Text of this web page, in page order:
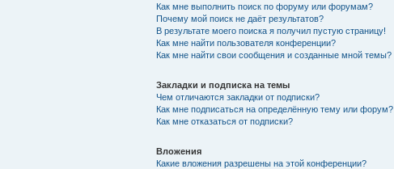
Как мне выполнить поиск по форуму или форумам?
Почему мой поиск не даёт результатов?
В результате моего поиска я получил пустую страницу!
Как мне найти пользователя конференции?
Как мне найти свои сообщения и созданные мной темы?
Закладки и подписка на темы
Чем отличаются закладки от подписки?
Как мне подписаться на определённую тему или форум?
Как мне отказаться от подписки?
Вложения
Какие вложения разрешены на этой конференции?